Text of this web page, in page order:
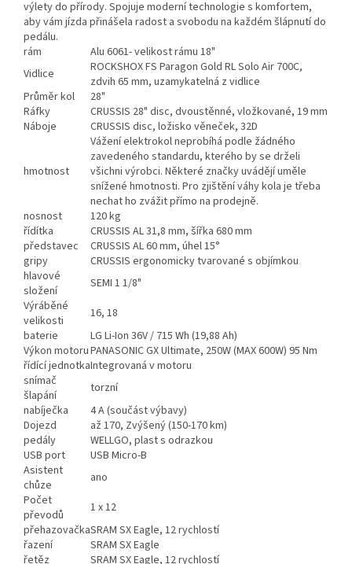
výlety do přírody. Spojuje moderní technologie s komfortem,
aby vám jízda přinášela radost a svobodu na každém šlápnutí do
pedálu.
rám
Alu 6061- velikost rámu 18"
Vidlice
ROCKSHOX FS Paragon Gold RL Solo Air 700C,
zdvih 65 mm, uzamykatelná z vidlice
Průměr kol
28"
Ráfky
CRUSSIS 28" disc, dvoustěnné, vložkované, 19 mm
Náboje
CRUSSIS disc, ložisko věneček, 32D
hmotnost
Vážení elektrokol neprobíhá podle žádného
zavedeného standardu, kterého by se drželi
všichni výrobci. Některé značky uvádějí uměle
snížené hmotnosti. Pro zjištění váhy kola je třeba
nechat ho zvážit přímo na prodejně.
nosnost
120 kg
řídítka
CRUSSIS AL 31,8 mm, šířka 680 mm
představec
CRUSSIS AL 60 mm, úhel 15°
gripy
CRUSSIS ergonomicky tvarované s objímkou
hlavové
složení
SEMI 1 1/8"
Výráběné
velikosti
16, 18
baterie
LG Li-Ion 36V / 715 Wh (19,88 Ah)
Výkon motoruPANASONIC GX Ultimate, 250W (MAX 600W) 95 Nm
řídící jednotkaIntegrovaná v motoru
snímač
šlapání
torzní
nabíječka
4 A (součást výbavy)
Dojezd
až 170, Zvýšený (150-170 km)
pedály
WELLGO, plast s odrazkou
USB port
USB Micro-B
Asistent
chůze
ano
Počet
převodů
1 x 12
přehazovačkaSRAM SX Eagle, 12 rychlostí
řazení
SRAM SX Eagle
řetěz
SRAM SX Eagle, 12 rychlostí